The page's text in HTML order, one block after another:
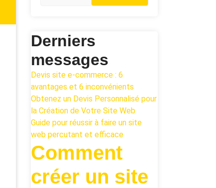
Derniers
messages
Devis site e-commerce : 6
avantages et 6 inconvénients
Obtenez un Devis Personnalisé pour
la Création de Votre Site Web
Guide pour réussir à faire un site
web percutant et efficace
Comment
créer un site